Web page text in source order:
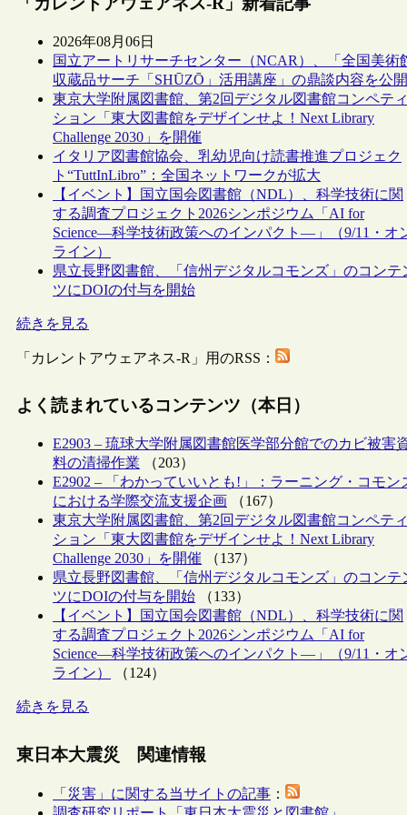
2026年08月06日
国立アートリサーチセンター（NCAR）、「全国美術
収蔵品サーチ「SHŪZŌ」活用講座」の鼎談内容を公開
東京大学附属図書館、第2回デジタル図書館コンペティ
ション「東大図書館をデザインせよ！Next Library
Challenge 2030」を開催
イタリア図書館協会、乳幼児向け読書推進プロジェク
ト“TuttInLibro”：全国ネットワークが拡大
【イベント】国立国会図書館（NDL）、科学技術に関
する調査プロジェクト2026シンポジウム「AI for
Science―科学技術政策へのインパクト―」（9/11・オ
ライン）
県立長野図書館、「信州デジタルコモンズ」のコンテ
ツにDOIの付与を開始
続きを見る
「カレントアウェアネス-R」用のRSS：
よく読まれているコンテンツ（本日）
E2903 – 琉球大学附属図書館医学部分館でのカビ被害
料の清掃作業 （203）
E2902 – 「わかっていいとも!」：ラーニング・コモン
における学際交流支援企画 （167）
東京大学附属図書館、第2回デジタル図書館コンペティ
ション「東大図書館をデザインせよ！Next Library
Challenge 2030」を開催 （137）
県立長野図書館、「信州デジタルコモンズ」のコンテ
ツにDOIの付与を開始 （133）
【イベント】国立国会図書館（NDL）、科学技術に関
する調査プロジェクト2026シンポジウム「AI for
Science―科学技術政策へのインパクト―」（9/11・オ
ライン）
（124）
続きを見る
東日本大震災 関連情報
「災害」に関する当サイトの記事 ：